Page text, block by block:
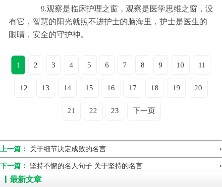
9.观察是临床护理之窗，观察是医学思维之窗，没
有它，智慧的阳光就照不进护士的脑海里，护士是医生的
眼睛，安全的守护神。
1 2 3 4 5 6 7 8 9 10 11
12 13 14 15 16 17 18 19 20
21 22 23 下一页
上一篇： 关于细节决定成败的名言 ›
下一篇： 坚持不懈的名人句子 关于坚持的名言 ›
最新文章